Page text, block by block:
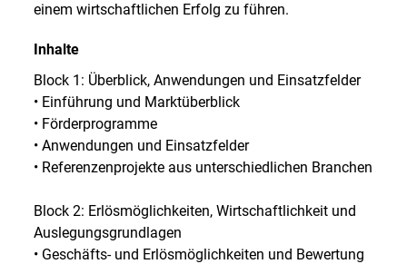
einem wirtschaftlichen Erfolg zu führen.
Inhalte
Block 1: Überblick, Anwendungen und Einsatzfelder
• Einführung und Marktüberblick
• Förderprogramme
• Anwendungen und Einsatzfelder
• Referenzenprojekte aus unterschiedlichen Branchen
Block 2: Erlösmöglichkeiten, Wirtschaftlichkeit und
Auslegungsgrundlagen
• Geschäfts- und Erlösmöglichkeiten und Bewertung